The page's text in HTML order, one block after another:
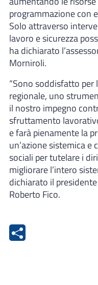
programmazione con
Solo attraverso
lavoro e sicurezza
ha dichiarato
Morniroli.
“Sono soddisfatto per
regionale, uno
il nostro impegno
sfruttamento
e farà pienamente la
un’azione sistemica
sociali per tutelare i
migliorare l’intero
dichiarato il
Roberto Fico.